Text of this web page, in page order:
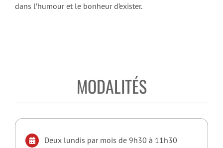
dans l’humour et le bonheur d’exister.
MODALITÉS
Deux lundis par mois de 9h30 à 11h30